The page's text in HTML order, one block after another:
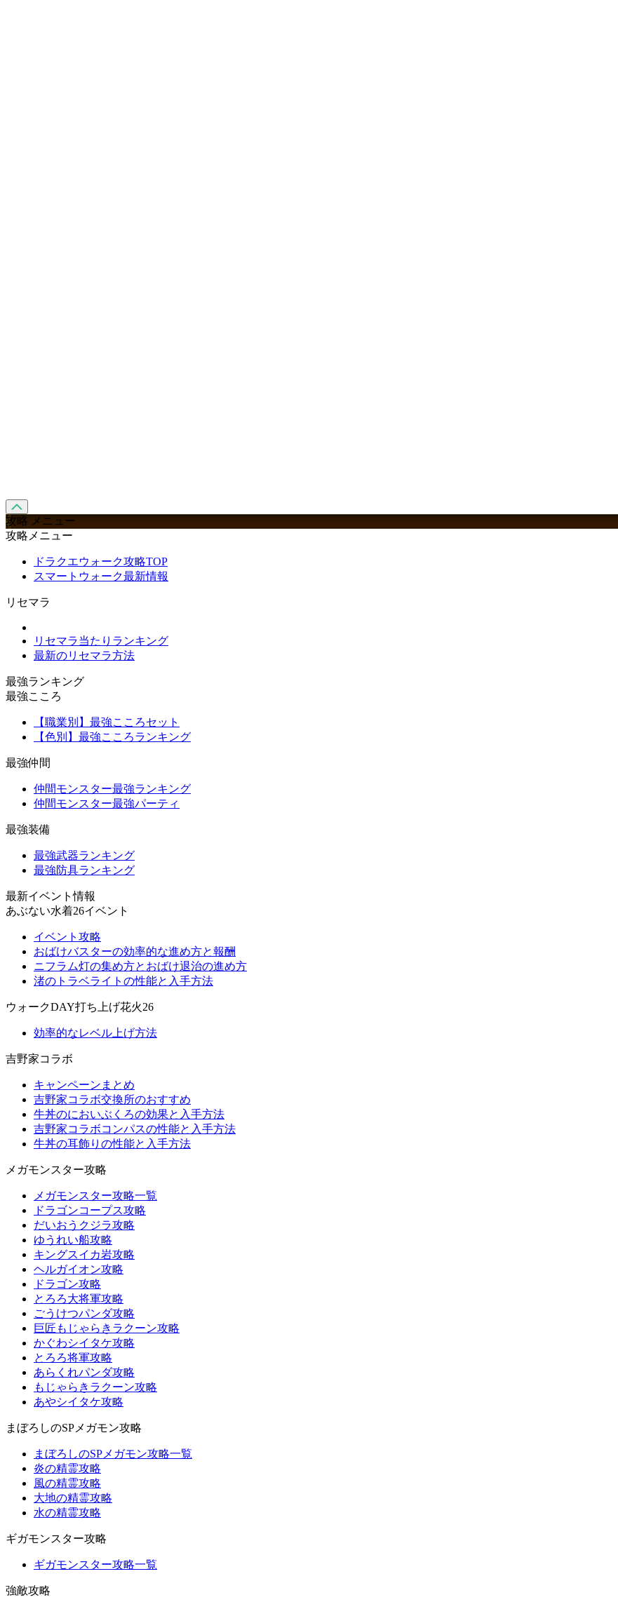
攻略 メニュー
攻略メニュー
ドラクエウォーク攻略TOP
スマートウォーク最新情報
リセマラ
リセマラ当たりランキング
最新のリセマラ方法
最強ランキング
最強こころ
【職業別】最強こころセット
【色別】最強こころランキング
最強仲間
仲間モンスター最強ランキング
仲間モンスター最強パーティ
最強装備
最強武器ランキング
最強防具ランキング
最新イベント情報
あぶない水着26イベント
イベント攻略
おばけバスターの効率的な進め方と報酬
ニフラム灯の集め方とおばけ退治の進め方
渚のトラベライトの性能と入手方法
ウォークDAY打ち上げ花火26
効率的なレベル上げ方法
吉野家コラボ
キャンペーンまとめ
吉野家コラボ交換所のおすすめ
牛丼のにおいぶくろの効果と入手方法
吉野家コラボコンパスの性能と入手方法
牛丼の耳飾りの性能と入手方法
メガモンスター攻略
メガモンスター攻略一覧
ドラゴンコープス攻略
だいおうクジラ攻略
ゆうれい船攻略
キングスイカ岩攻略
ヘルガイオン攻略
ドラゴン攻略
とろろ大将軍攻略
ごうけつパンダ攻略
巨匠もじゃらきラクーン攻略
かぐわシイタケ攻略
とろろ将軍攻略
あらくれパンダ攻略
もじゃらきラクーン攻略
あやシイタケ攻略
まぼろしのSPメガモン攻略
まぼろしのSPメガモン攻略一覧
炎の精霊攻略
風の精霊攻略
大地の精霊攻略
水の精霊攻略
ギガモンスター攻略
ギガモンスター攻略一覧
強敵攻略